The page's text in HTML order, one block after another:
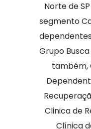
Norte de
segmento
Grupo
também,
Clinica de
Clínica